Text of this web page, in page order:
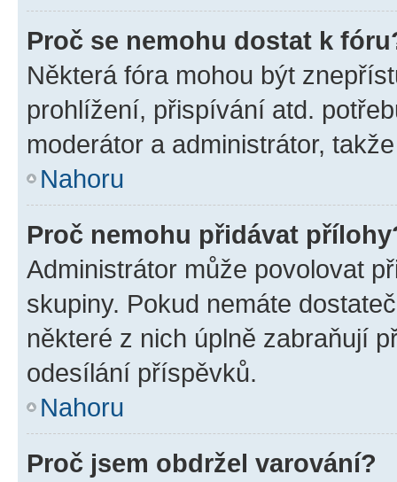
Proč se nemohu dostat k
Některá fóra mohou být
prohlížení, přispívání atd.
moderátor a administrátor,
Nahoru
Proč nemohu přidávat
Administrátor může povolovat
skupiny. Pokud nemáte
některé z nich úplně zabraňují
odesílání příspěvků.
Nahoru
Proč jsem obdržel varování?